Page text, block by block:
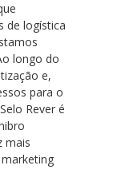
de logística
longo do
e,
para o
Rever é
mais